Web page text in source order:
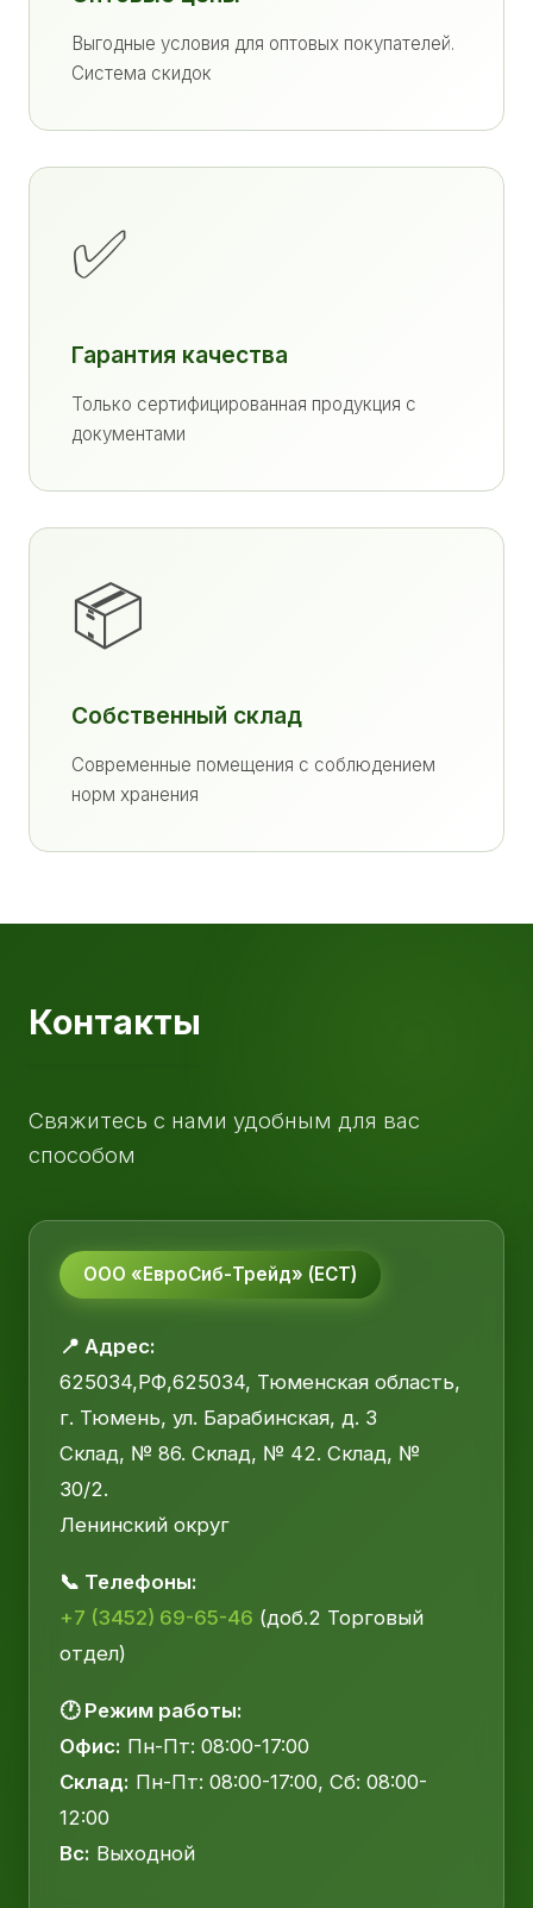
Выгодные условия для оптовых покупателей.
Система скидок
✅
Гарантия качества
Только сертифицированная продукция с
документами
📦
Собственный склад
Современные помещения с соблюдением
норм хранения
Контакты
Свяжитесь с нами удобным для вас
способом
ООО «ЕвроСиб-Трейд» (ЕСТ)
📍 Адрес:
625034,РФ,625034, Тюменская область,
г. Тюмень, ул. Барабинская, д. 3
Склад, № 86. Склад, № 42. Склад, №
30/2.
Ленинский округ
📞 Телефоны:
+7 (3452) 69-65-46 (доб.2 Торговый
отдел)
🕐 Режим работы:
Офис: Пн-Пт: 08:00-17:00
Склад: Пн-Пт: 08:00-17:00, Сб: 08:00-
12:00
Вс: Выходной